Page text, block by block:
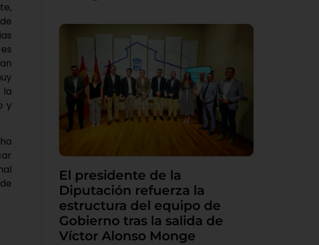
la
y
El presidente de la
Diputación refuerza la
estructura del equipo de
Gobierno tras la salida de
Víctor Alonso Monge